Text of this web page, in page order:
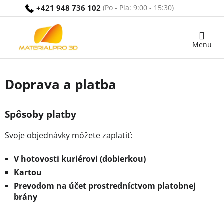
+421 948 736 102
Nákupný
Doprava a platba
Spôsoby platby
Svoje objednávky môžete zaplatiť:
V hotovosti kuriérovi (dobierkou)
Kartou
Prevodom na účet prostredníctvom platobnej
brány